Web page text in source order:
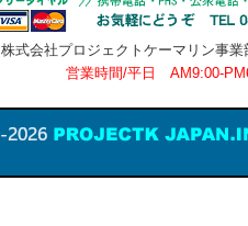
株式会社プロジェクトケーマリン事
営業時間/平日 AM9:00-